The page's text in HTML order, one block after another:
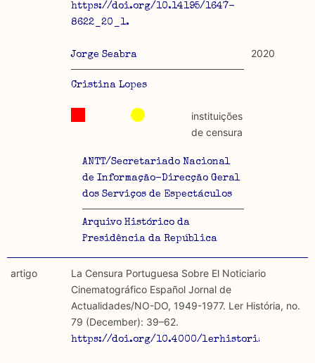
https://doi.org/10.14195/1647-
8622_20_1.
Jorge Seabra
Cristina Lopes
2020
ANTT/Secretariado Nacional
de Informação-Direcção Geral
dos Serviços de Espectáculos
Arquivo Histórico da
Presidência da República
instituições
de censura
artigo
La Censura Portuguesa Sobre El Noticiario
Cinematográfico Español Jornal de
Actualidades/NO-DO, 1949-1977. Ler História, no.
79 (December): 39–62.
https://doi.org/10.4000/lerhistoria.8975.